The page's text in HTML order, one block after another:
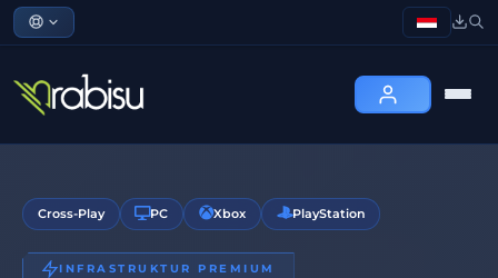
Cross-Play PC Xbox PlayStation
INFRASTRUKTUR PREMIUM